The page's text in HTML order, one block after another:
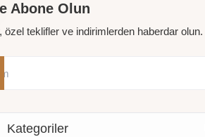
Abone Olun
özel teklifler ve indirimlerden haberdar olun.
Kategoriler